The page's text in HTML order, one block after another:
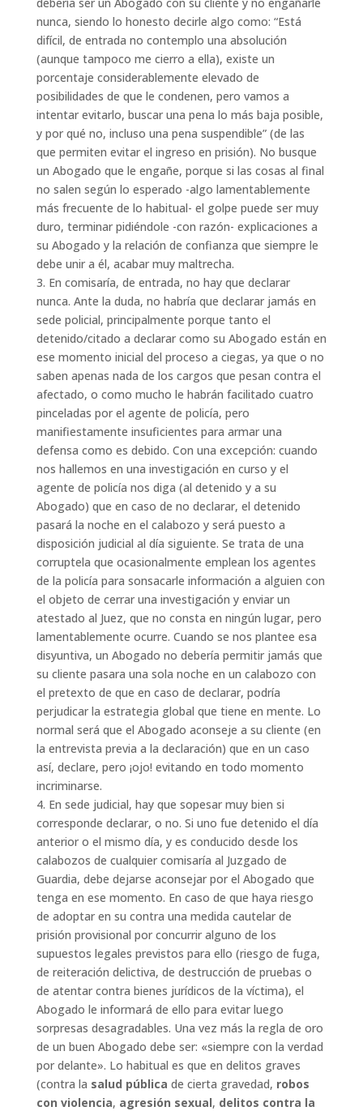
nunca, siendo lo honesto decirle algo como: “Está
difícil, de entrada no contemplo una absolución
(aunque tampoco me cierro a ella), existe un
porcentaje considerablemente elevado de
posibilidades de que le condenen, pero vamos a
intentar evitarlo, buscar una pena lo más baja posible,
y por qué no, incluso una pena suspendible” (de las
que permiten evitar el ingreso en prisión). No busque
un Abogado que le engañe, porque si las cosas al final
no salen según lo esperado -algo lamentablemente
más frecuente de lo habitual- el golpe puede ser muy
duro, terminar pidiéndole -con razón- explicaciones a
su Abogado y la relación de confianza que siempre le
debe unir a él, acabar muy maltrecha.
3. En comisaría, de entrada, no hay que declarar
nunca. Ante la duda, no habría que declarar jamás en
sede policial, principalmente porque tanto el
detenido/citado a declarar como su Abogado están en
ese momento inicial del proceso a ciegas, ya que o no
saben apenas nada de los cargos que pesan contra el
afectado, o como mucho le habrán facilitado cuatro
pinceladas por el agente de policía, pero
manifiestamente insuficientes para armar una
defensa como es debido. Con una excepción: cuando
nos hallemos en una investigación en curso y el
agente de policía nos diga (al detenido y a su
Abogado) que en caso de no declarar, el detenido
pasará la noche en el calabozo y será puesto a
disposición judicial al día siguiente. Se trata de una
corruptela que ocasionalmente emplean los agentes
de la policía para sonsacarle información a alguien con
el objeto de cerrar una investigación y enviar un
atestado al Juez, que no consta en ningún lugar, pero
lamentablemente ocurre. Cuando se nos plantee esa
disyuntiva, un Abogado no debería permitir jamás que
su cliente pasara una sola noche en un calabozo con
el pretexto de que en caso de declarar, podría
perjudicar la estrategia global que tiene en mente. Lo
normal será que el Abogado aconseje a su cliente (en
la entrevista previa a la declaración) que en un caso
así, declare, pero ¡ojo! evitando en todo momento
incriminarse.
4. En sede judicial, hay que sopesar muy bien si
corresponde declarar, o no. Si uno fue detenido el día
anterior o el mismo día, y es conducido desde los
calabozos de cualquier comisaría al Juzgado de
Guardia, debe dejarse aconsejar por el Abogado que
tenga en ese momento. En caso de que haya riesgo
de adoptar en su contra una medida cautelar de
prisión provisional por concurrir alguno de los
supuestos legales previstos para ello (riesgo de fuga,
de reiteración delictiva, de destrucción de pruebas o
de atentar contra bienes jurídicos de la víctima), el
Abogado le informará de ello para evitar luego
sorpresas desagradables. Una vez más la regla de oro
de un buen Abogado debe ser: «siempre con la verdad
por delante». Lo habitual es que en delitos graves
(contra la salud pública de cierta gravedad, robos
con violencia, agresión sexual, delitos contra la